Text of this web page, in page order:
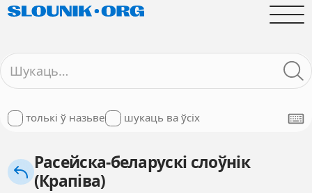
толькі ў назьве шукаць ва ўсіх
Расейска-беларускі слоўнік
(Крапіва)